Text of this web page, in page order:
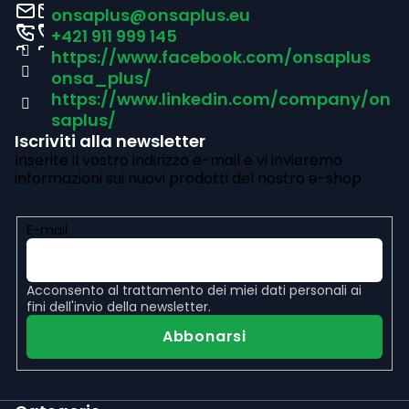
d
e
l
'
e
l
e
n
c
o
o
n
a
g
onsaplus@onsaplus.eu
+421 911 999 145
https://www.facebook.com/onsaplus
onsa_plus/
https://www.linkedin.com/company/on
saplus/
Iscriviti alla newsletter
Inserite il vostro indirizzo e-mail e vi invieremo
informazioni sui nuovi prodotti del nostro e-shop.
E-mail
Acconsento al trattamento dei miei dati personali ai
fini dell'invio della newsletter.
Abbonarsi